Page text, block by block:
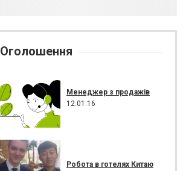
Оголошення
Менеджер з продажів
12.01.16
Робота в готелях Китаю